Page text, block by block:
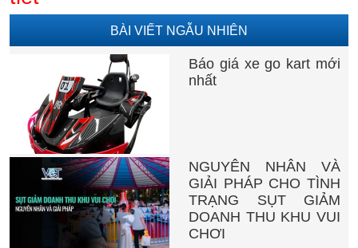
BÀI VIẾT NGẪU NHIÊN
Báo giá xe go kart mới
nhất
NGUYÊN NHÂN VÀ
GIẢI PHÁP CHO TÌNH
TRẠNG SỤT GIẢM
DOANH THU KHU VUI
CHƠI